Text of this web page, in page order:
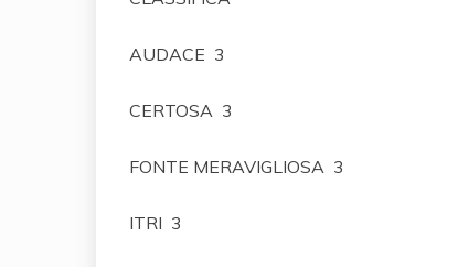
AUDACE 3
CERTOSA 3
FONTE MERAVIGLIOSA 3
ITRI 3